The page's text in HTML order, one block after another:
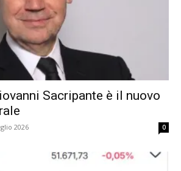
Sacripante è il nuovo
2026 0